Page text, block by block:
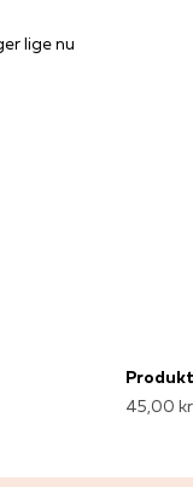
lige nu
Produkt
45,00 kr